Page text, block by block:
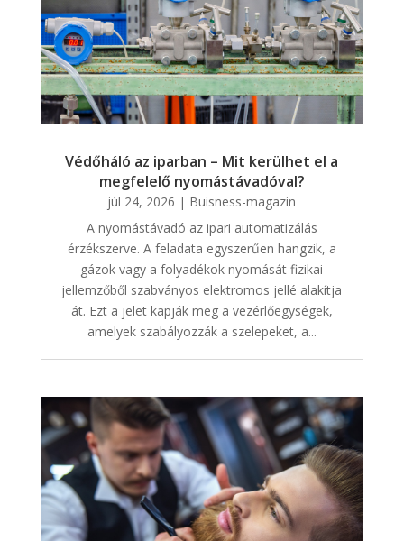
Védőháló az iparban – Mit kerülhet el a
megfelelő nyomástávadóval?
júl 24, 2026 | Buisness-magazin
A nyomástávadó az ipari automatizálás
érzékszerve. A feladata egyszerűen hangzik, a
gázok vagy a folyadékok nyomását fizikai
jellemzőből szabványos elektromos jellé alakítja
át. Ezt a jelet kapják meg a vezérlőegységek,
amelyek szabályozzák a szelepeket, a...